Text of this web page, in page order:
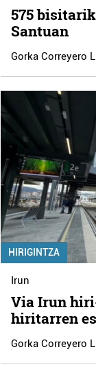
575
Santuan
Gorka Correyero
HIRIGINTZA
Irun
Via Irun
hiritarren
Gorka Correyero